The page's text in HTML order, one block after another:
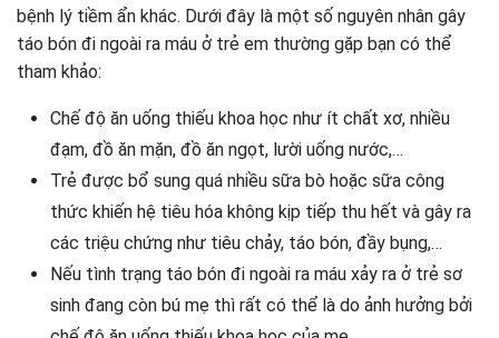
bệnh lý tiềm ẩn khác. Dưới đây là một số nguyên nhân gây
táo bón đi ngoài ra máu ở trẻ em thường gặp bạn có thể
tham khảo:
Chế độ ăn uống thiếu khoa học như ít chất xơ, nhiều
đạm, đồ ăn mặn, đồ ăn ngọt, lười uống nước,…
Trẻ được bổ sung quá nhiều sữa bò hoặc sữa công
thức khiến hệ tiêu hóa không kịp tiếp thu hết và gây ra
các triệu chứng như tiêu chảy, táo bón, đầy bụng,…
Nếu tình trạng táo bón đi ngoài ra máu xảy ra ở trẻ sơ
sinh đang còn bú mẹ thì rất có thể là do ảnh hưởng bởi